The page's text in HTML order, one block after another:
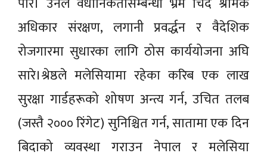
अधिकार संरक्षण, लगानी प्रवर्द्धन र वैदेशिक
रोजगारमा सुधारका लागि ठोस कार्ययोजना अघि
सारे।श्रेष्ठले मलेसियामा रहेका करिब एक लाख
सुरक्षा गार्डहरूको शोषण अन्त्य गर्न, उचित तलब
(जस्तै २००० रिंगेट) सुनिश्चित गर्न, सातामा एक दिन
बिदाको व्यवस्था गराउन नेपाल र मलेसिया